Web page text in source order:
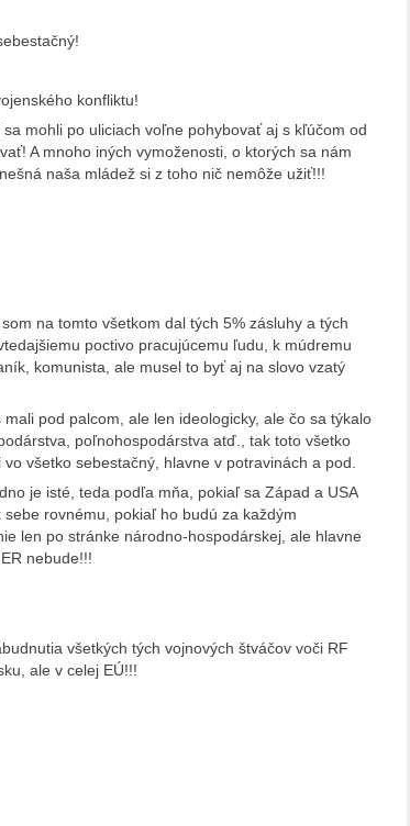
konfliktu!
mohli po uliciach voľne pohybovať aj s kľúčom od
A mnoho iných vymoženosti, o ktorých sa nám
naša mládež si z toho nič nemôže užiť!!!
na tomto všetkom dal tých 5% zásluhy a tých
poctivo pracujúcemu ľudu, k múdremu
komunista, ale musel to byť aj na slovo vzatý
pod palcom, ale len ideologicky, ale čo sa týkalo
poľnohospodárstva atď., tak toto všetko
všetko sebestačný, hlavne v potravinách a pod.
je isté, teda podľa mňa, pokiaľ sa Západ a USA
rovnému, pokiaľ ho budú za každým
len po stránke národno-hospodárskej, ale hlavne
nebude!!!
všetkých tých vojnových štváčov voči RF
ale v celej EÚ!!!